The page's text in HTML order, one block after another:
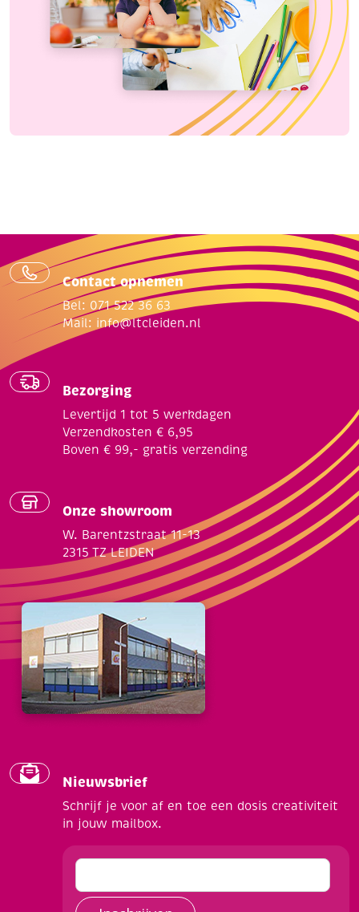
Contact opnemen
Bel: 071 522 36 63
Mail: info@ltcleiden.nl
Bezorging
Levertijd 1 tot 5 werkdagen
Verzendkosten € 6,95
Boven € 99,- gratis verzending
Onze showroom
W. Barentzstraat 11-13
2315 TZ LEIDEN
Nieuwsbrief
Schrijf je voor af en toe een dosis creativiteit
in jouw mailbox.